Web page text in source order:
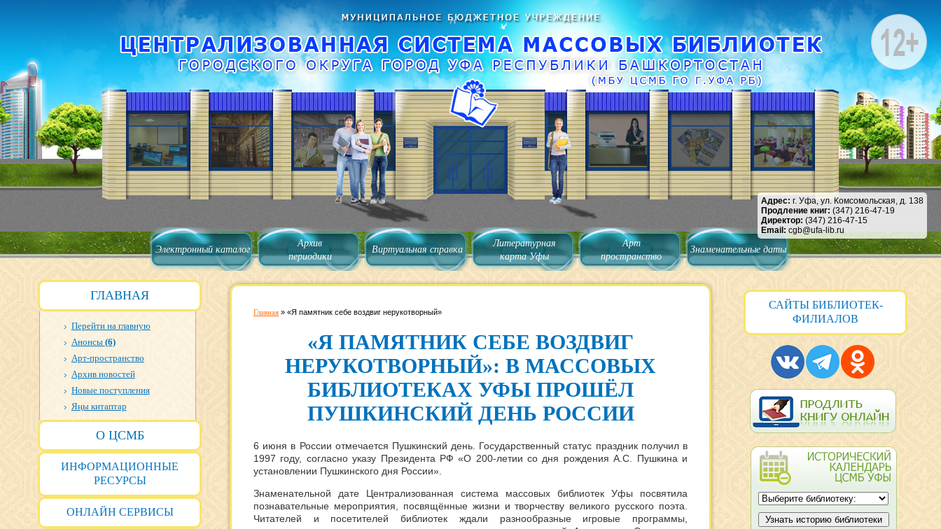
Электронный каталог
Архив
периодики
Виртуальная справка
Литературная
карта Уфы
Арт
пространство
Знаменательные даты
ГЛАВНАЯ
Перейти на главную
Анонсы (6)
Арт-пространство
Архив новостей
Новые поступления
Яңы китаптар
О ЦСМБ
ИНФОРМАЦИОННЫЕ
РЕСУРСЫ
ОНЛАЙН СЕРВИСЫ
Главная » «Я памятник себе воздвиг нерукотворный»
«Я ПАМЯТНИК СЕБЕ ВОЗДВИГ
НЕРУКОТВОРНЫЙ»: В МАССОВЫХ
БИБЛИОТЕКАХ УФЫ ПРОШЁЛ
ПУШКИНСКИЙ ДЕНЬ РОССИИ
6 июня в России отмечается Пушкинский день. Государственный статус праздник получил в
1997 году, согласно указу Президента РФ «О 200-летии со дня рождения А.С. Пушкина и
установлении Пушкинского дня России».
Знаменательной дате Централизованная система массовых библиотек Уфы посвятила
познавательные мероприятия, посвящённые жизни и творчеству великого русского поэта.
Читателей и посетителей библиотек ждали разнообразные игровые программы,
САЙТЫ БИБЛИОТЕК-
ФИЛИАЛОВ
Адрес: г. Уфа, ул. Комсомольская, д. 138
Продление книг: (347) 216-47-19
Директор: (347) 216-47-15
Email: cgb@ufa-lib.ru